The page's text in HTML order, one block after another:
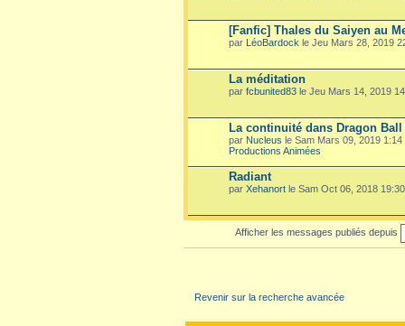
[Fanfic] Thales du Saiyen au
par LéoBardock le Jeu Mars 28, 2019
La méditation
par fcbunited83 le Jeu Mars 14, 2019
La continuité dans Dragon Ball
par Nucleus le Sam Mars 09, 2019
Productions Animées
Radiant
par Xehanort le Sam Oct 06, 2018
Afficher les messages publiés depuis
Revenir sur la recherche avancée